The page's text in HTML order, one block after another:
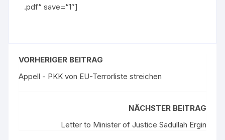
.pdf“ save=“1″]
VORHERIGER BEITRAG
Appell - PKK von EU-Terrorliste streichen
NÄCHSTER BEITRAG
Letter to Minister of Justice Sadullah Ergin